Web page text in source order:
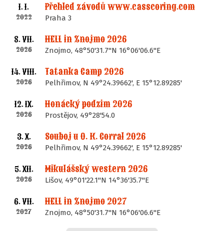
1. I.
2022
Přehled závodů www.casscoring.com
Praha 3
8. VII.
2026
HELL in Znojmo 2026
Znojmo, 48°50'31.7"N 16°06'06.6"E
14. VIII.
2026
Tatanka Camp 2026
Pelhřimov, N 49°24.39662', E 15°12.89285'
12. IX.
2026
Honácký podzim 2026
Prostějov, 49°28'54.0
3. X.
2026
Souboj u O. K. Corral 2026
Pelhřimov, N 49°24.39662', E 15°12.89285'
5. XII.
2026
Mikulášský western 2026
Lišov, 49°01'22.1"N 14°36'35.7"E
6. VII.
2027
HELL in Znojmo 2027
Znojmo, 48°50'31.7"N 16°06'06.6"E